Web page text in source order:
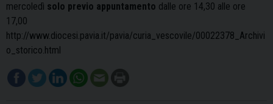
mercoledì solo previo appuntamento dalle ore 14,30 alle ore
17,00
http://www.diocesi.pavia.it/pavia/curia_vescovile/00022378_Archivi
o_storico.html